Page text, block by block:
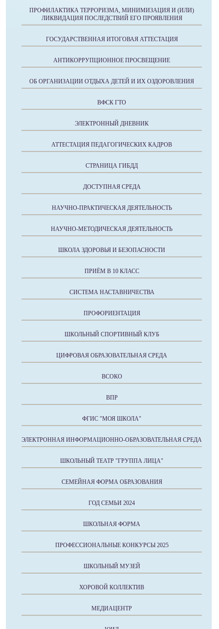
ПРОФИЛАКТИКА ТЕРРОРИЗМА, МИНИМИЗАЦИЯ И (ИЛИ)
ЛИКВИДАЦИЯ ПОСЛЕДСТВИЙ ЕГО ПРОЯВЛЕНИЯ
ГОСУДАРСТВЕННАЯ ИТОГОВАЯ АТТЕСТАЦИЯ
АНТИКОРРУПЦИОННОЕ ПРОСВЕЩЕНИЕ
ОБ ОРГАНИЗАЦИИ ОТДЫХА ДЕТЕЙ И ИХ ОЗДОРОВЛЕНИЯ
ВФСК ГТО
ЭЛЕКТРОННЫЙ ДНЕВНИК
АТТЕСТАЦИЯ ПЕДАГОГИЧЕСКИХ КАДРОВ
СТРАНИЦА ГИБДД
ДОСТУПНАЯ СРЕДА
НАУЧНО-ПРАКТИЧЕСКАЯ ДЕЯТЕЛЬНОСТЬ
НАУЧНО-МЕТОДИЧЕСКАЯ ДЕЯТЕЛЬНОСТЬ
ШКОЛА ЗДОРОВЬЯ И БЕЗОПАСНОСТИ
ПРИЁМ В 10 КЛАСС
СИСТЕМА НАСТАВНИЧЕСТВА
ПРОФОРИЕНТАЦИЯ
ШКОЛЬНЫЙ СПОРТИВНЫЙ КЛУБ
ЦИФРОВАЯ ОБРАЗОВАТЕЛЬНАЯ СРЕДА
ВСОКО
ВПР
ФГИС "МОЯ ШКОЛА"
ЭЛЕКТРОННАЯ ИНФОРМАЦИОННО-ОБРАЗОВАТЕЛЬНАЯ СРЕДА
ШКОЛЬНЫЙ ТЕАТР "ГРУППА ЛИЦА"
СЕМЕЙНАЯ ФОРМА ОБРАЗОВАНИЯ
ГОД СЕМЬИ 2024
ШКОЛЬНАЯ ФОРМА
ПРОФЕССИОНАЛЬНЫЕ КОНКУРСЫ 2025
ШКОЛЬНЫЙ МУЗЕЙ
ХОРОВОЙ КОЛЛЕКТИВ
МЕДИАЦЕНТР